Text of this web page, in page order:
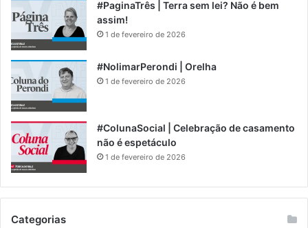
#PaginaTrês | Terra sem lei? Não é bem
assim!
1 de fevereiro de 2026
#NolimarPerondi | Orelha
1 de fevereiro de 2026
#ColunaSocial | Celebração de casamento
não é espetáculo
1 de fevereiro de 2026
Categorias